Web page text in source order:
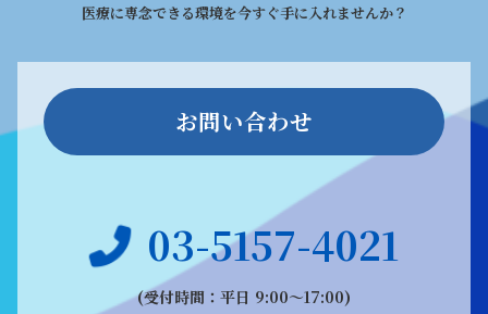
医療に専念できる環境を今すぐ手に入れませんか？
お問い合わせ
03-5157-4021
(受付時間：平日 9:00〜17:00)